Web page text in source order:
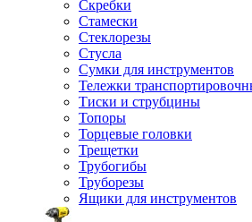
Скребки
Стамески
Стеклорезы
Стусла
Сумки для инструментов
Тележки
Тиски и струбцины
Топоры
Торцевые головки
Трещетки
Трубогибы
Труборезы
Ящики для инструментов